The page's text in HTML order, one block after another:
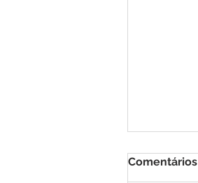
Comentários